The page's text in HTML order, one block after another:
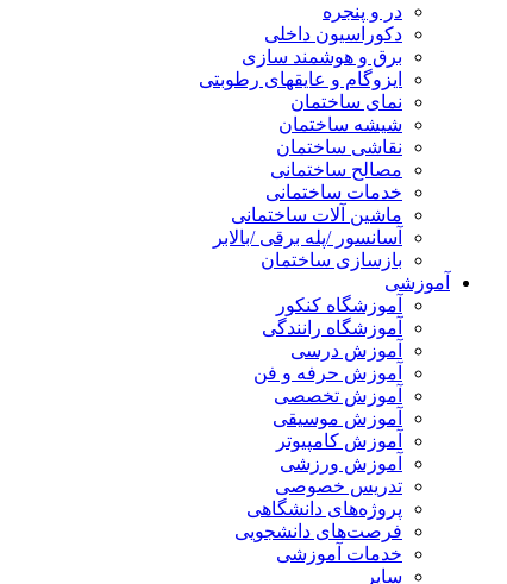
در و پنجره
دکوراسیون داخلی
برق و هوشمند سازی
ایزوگام و عایقهای رطوبتی
نمای ساختمان
شیشه ساختمان
نقاشی ساختمان
مصالح ساختمانی
خدمات ساختمانی
ماشین آلات ساختمانی
آسانسور /پله برقی /بالابر
بازسازی ساختمان
آموزشی
آموزشگاه کنکور
آموزشگاه رانندگی
آموزش درسی
آموزش حرفه و فن
آموزش تخصصی
آموزش موسیقی
آموزش کامپیوتر
آموزش ورزشی
تدریس خصوصی
پروژه‌های دانشگاهی
فرصت‌های دانشجویی
خدمات آموزشی
سایر